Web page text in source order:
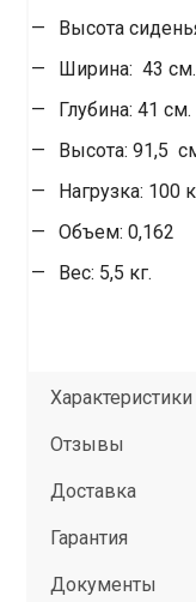
Высота
Глубина: 41 см.
Высота: 91,5
Нагрузка: 100
Объем: 0,162
Вес: 5,5 кг.
Характеристики
Отзывы
Доставка
Гарантия
Документы